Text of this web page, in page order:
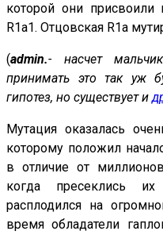
которой они присвоили
R1a1. Отцовская R1a
(admin.- насчет
принимать это так уж
гипотез, но существует и
Мутация оказалась
которому положил
в отличие от
когда пресеклись их
расплодился на
время обладатели